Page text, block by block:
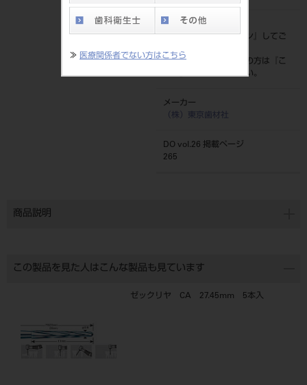
≫ 医療関係者でない方はこちら
標準価格
価格の確認は『ログイン
』してご
ネット会員登録がまだの方は『
こ
ちら』より登録ください。
メーカー
（株）東京歯材社
DO vol.26 掲載ページ
265
商品説明
この製品を見た人はこんな製品も見ています
ゼックリヤ CA 27.45mm 5本入